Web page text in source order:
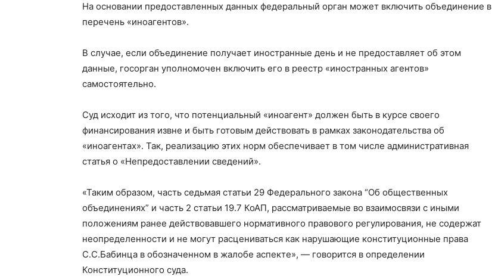
На основании предоставленных данных федеральный орган может включить объединение в
перечень «иноагентов».
В случае, если объединение получает иностранные день и не предоставляет об этом
данные, госорган уполномочен включить его в реестр «иностранных агентов»
самостоятельно.
Суд исходит из того, что потенциальный «иноагент» должен быть в курсе своего
финансирования извне и быть готовым действовать в рамках законодательства об
«иноагентах». Так, реализацию этих норм обеспечивает в том числе административная
статья о «Непредоставлении сведений».
«Таким образом, часть седьмая статьи 29 Федерального закона “Об общественных
объединениях” и часть 2 статьи 19.7 КоАП, рассматриваемые во взаимосвязи с иными
положениям ранее действовавшего нормативного правового регулирования, не содержат
неопределенности и не могут расцениваться как нарушающие конституционные права
С.С.Бабинца в обозначенном в жалобе аспекте», — говорится в определении
Конституционного суда.